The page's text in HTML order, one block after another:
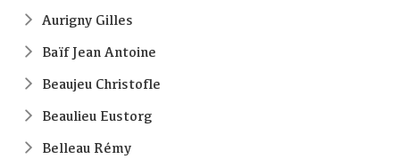
Aurigny Gilles
Baïf Jean Antoine
Beaujeu Christofle
Beaulieu Eustorg
Belleau Rémy